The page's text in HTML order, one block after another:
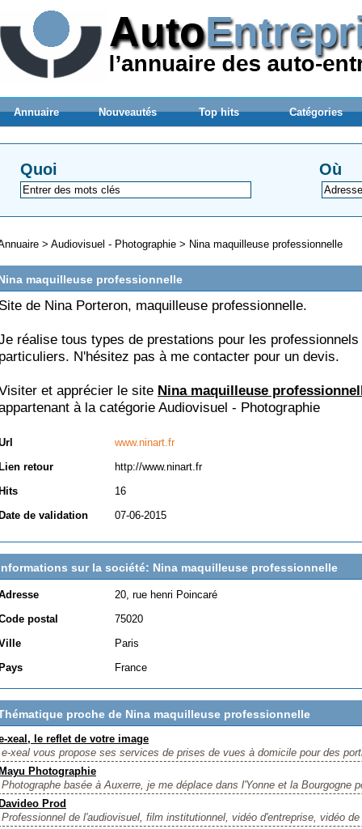
Annuaire Nouveautés Top hits Catégories
Quoi Où
> Audiovisuel - Photographie > Nina maquilleuse professionnelle
maquilleuse professionnelle
de Nina Porteron, maquilleuse professionnelle.
réalise tous types de prestations pour les
N'hésitez pas à me contacter pour un devis.
et apprécier le site Nina maquilleuse
à la catégorie Audiovisuel - Photographie
www.ninart.fr
retour
http://www.ninart.fr
16
de validation
07-06-2015
sur la société: Nina maquilleuse professionnelle
20, rue henri Poincaré
postal
75020
Paris
France
proche de Nina maquilleuse professionnelle
xeal, le reflet de votre image
e-xeal vous propose ses services de prises de vues à domicile pour des
Photographie
Photographe basée à Auxerre, je me déplace dans l'Yonne et la Bourgogne
Prod
Professionnel de l'audiovisuel, film institutionnel, vidéo d'entreprise, vidéo